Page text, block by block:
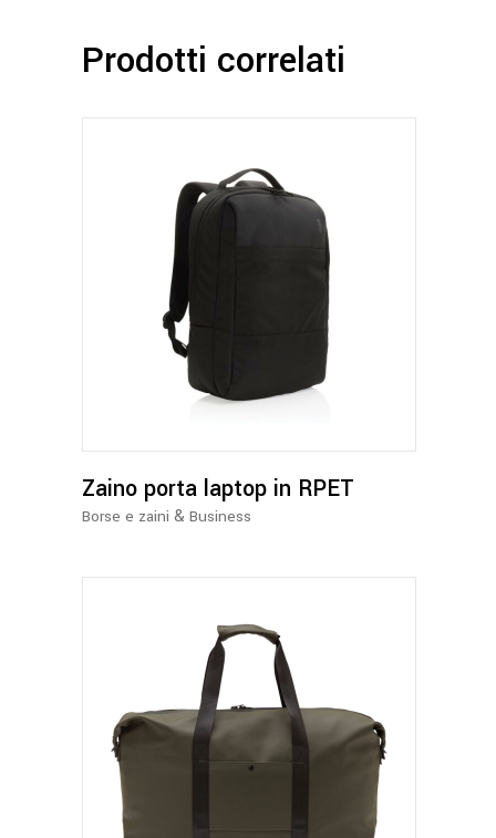
Prodotti correlati
Zaino porta laptop in RPET
Borse e zaini & Business
Questo